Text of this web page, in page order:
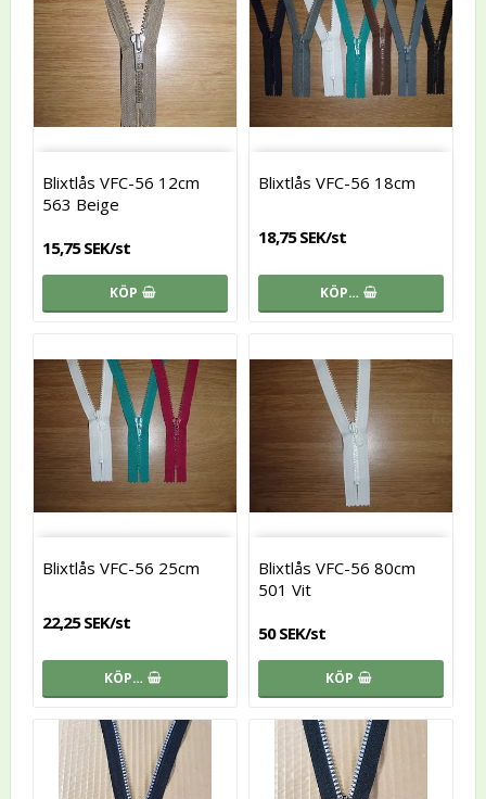
Blixtlås VFC-56 12cm
563 Beige
15,75 SEK/st
KÖP
Blixtlås VFC-56 18cm
18,75 SEK/st
KÖP…
Blixtlås VFC-56 25cm
22,25 SEK/st
KÖP…
Blixtlås VFC-56 80cm
501 Vit
50 SEK/st
KÖP